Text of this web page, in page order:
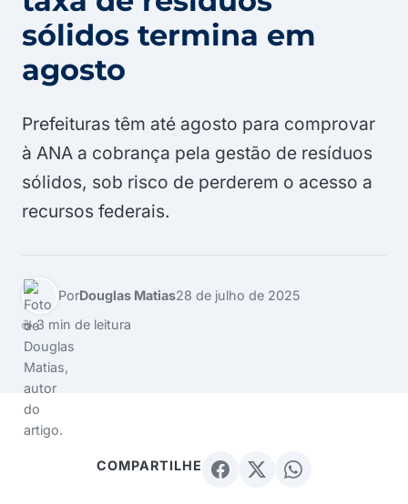
sólidos termina em
agosto
Prefeituras têm até agosto para comprovar
à ANA a cobrança pela gestão de resíduos
sólidos, sob risco de perderem o acesso a
recursos federais.
PorDouglas Matias28 de julho de 2025
☕ 3 min de leitura
COMPARTILHE